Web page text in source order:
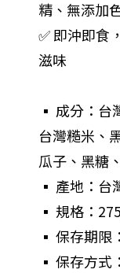
精、無添加
✅ 即沖即食
滋味
▪︎ 成分：台
台灣糙米、
瓜子、黑糖
▪︎ 產地：台
▪︎ 規格：
▪︎ 保存期限
▪︎ 保存方式